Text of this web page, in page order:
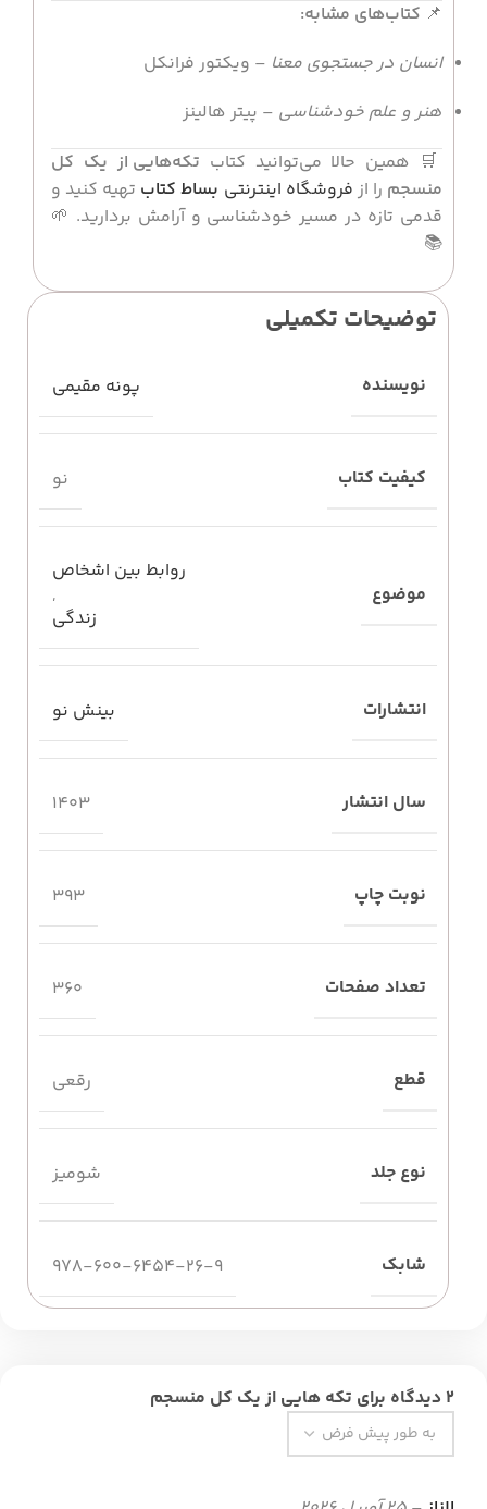
📌 کتاب‌های مشابه:
انسان در جستجوی معنا – ویکتور فرانکل
هنر و علم خودشناسی – پیتر هالینز
🛒 همین حالا می‌توانید کتاب تکه‌هایی از یک کل
منسجم را از فروشگاه اینترنتی بساط کتاب تهیه کنید و
قدمی تازه در مسیر خودشناسی و آرامش بردارید. 🌱
📚
توضیحات تکمیلی
نویسنده پونه مقیمی
کیفیت کتاب نو
موضوع
روابط بین اشخاص
,
زندگی
انتشارات بینش نو
سال انتشار 1403
نوبت چاپ 393
تعداد صفحات 360
قطع رقعی
نوع جلد شومیز
شابک 978-600-6454-26-9
2 دیدگاه برای تکه هایی از یک کل منسجم